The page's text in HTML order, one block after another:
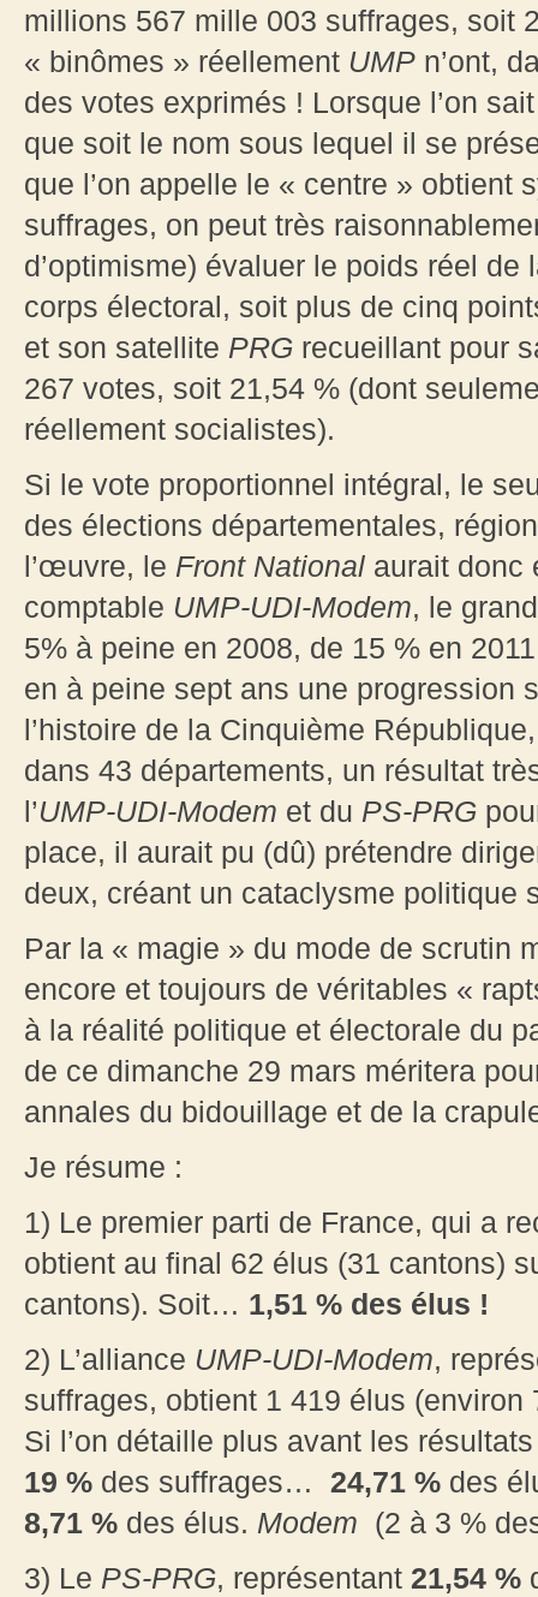
millions 567 mille 003 suffrages, soit
« binômes » réellement UMP n’ont,
des votes exprimés ! Lorsque l’on
que soit le nom sous lequel il se
que l’on appelle le « centre »
suffrages, on peut très
d’optimisme) évaluer le poids réel de
corps électoral, soit plus de cinq
et son satellite PRG recueillant pour
267 votes, soit 21,54 % (dont
réellement socialistes).
Si le vote proportionnel intégral, le
des élections départementales,
l’œuvre, le Front National aurait donc
comptable UMP-UDI-Modem, le
5% à peine en 2008, de 15 % en
en à peine sept ans une progression
l’histoire de la Cinquième
dans 43 départements, un résultat
l’UMP-UDI-Modem et du PS-PRG
place, il aurait pu (dû) prétendre
deux, créant un cataclysme politique
Par la « magie » du mode de scrutin
encore et toujours de véritables «
à la réalité politique et électorale du
de ce dimanche 29 mars méritera
annales du bidouillage et de la
Je résume :
1) Le premier parti de France, qui a
obtient au final 62 élus (31 cantons)
cantons). Soit… 1,51 % des élus !
2) L’alliance UMP-UDI-Modem,
suffrages, obtient 1 419 élus
Si l’on détaille plus avant les
19 % des suffrages… 24,71 % des
8,71 % des élus. Modem (2 à 3 %
3) Le PS-PRG, représentant 21,54 %